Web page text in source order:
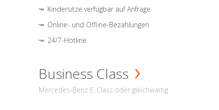
Kindersitze verfügbar auf Anfrage
Online- und Offline-Bezahlungen
24/7-Hotline
Business Class
Mercedes-Benz E-Class oder gleichwärtig